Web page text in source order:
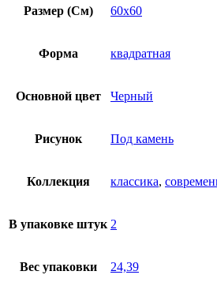
Размер (См) 60х60
Форма квадратная
Основной цвет Черный
Рисунок Под камень
Коллекция классика,
В упаковке штук 2
Вес упаковки 24,39